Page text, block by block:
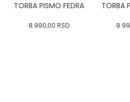
TORBA PISMO FEDRA
8.990,00 RSD
TORBA